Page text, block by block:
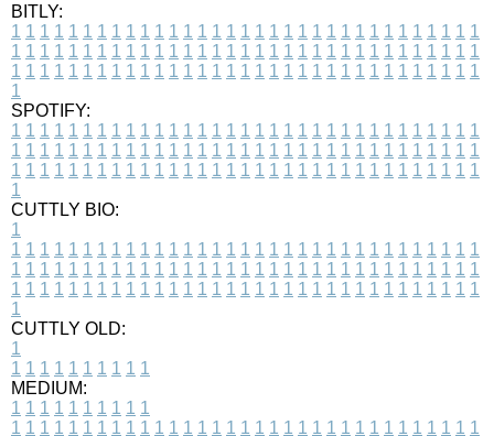
BITLY:
1 1 1 1 1 1 1 1 1 1 1 1 1 1 1 1 1 1 1 1 1 1 1 1 1 1 1 1 1 1 1 1 1
1 1 1 1 1 1 1 1 1 1 1 1 1 1 1 1 1 1 1 1 1 1 1 1 1 1 1 1 1 1 1 1 1
1 1 1 1 1 1 1 1 1 1 1 1 1 1 1 1 1 1 1 1 1 1 1 1 1 1 1 1 1 1 1 1 1
1
SPOTIFY:
1 1 1 1 1 1 1 1 1 1 1 1 1 1 1 1 1 1 1 1 1 1 1 1 1 1 1 1 1 1 1 1 1
1 1 1 1 1 1 1 1 1 1 1 1 1 1 1 1 1 1 1 1 1 1 1 1 1 1 1 1 1 1 1 1 1
1 1 1 1 1 1 1 1 1 1 1 1 1 1 1 1 1 1 1 1 1 1 1 1 1 1 1 1 1 1 1 1 1
1
CUTTLY BIO:
1
1 1 1 1 1 1 1 1 1 1 1 1 1 1 1 1 1 1 1 1 1 1 1 1 1 1 1 1 1 1 1 1 1
1 1 1 1 1 1 1 1 1 1 1 1 1 1 1 1 1 1 1 1 1 1 1 1 1 1 1 1 1 1 1 1 1
1 1 1 1 1 1 1 1 1 1 1 1 1 1 1 1 1 1 1 1 1 1 1 1 1 1 1 1 1 1 1 1 1
1
CUTTLY OLD:
1
1 1 1 1 1 1 1 1 1 1
MEDIUM:
1 1 1 1 1 1 1 1 1 1
1 1 1 1 1 1 1 1 1 1 1 1 1 1 1 1 1 1 1 1 1 1 1 1 1 1 1 1 1 1 1 1 1